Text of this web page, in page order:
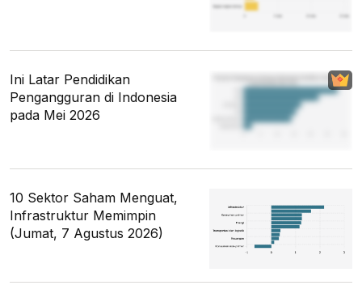
Ini Latar Pendidikan
Pengangguran di Indonesia
pada Mei 2026
10 Sektor Saham Menguat,
Infrastruktur Memimpin
(Jumat, 7 Agustus 2026)